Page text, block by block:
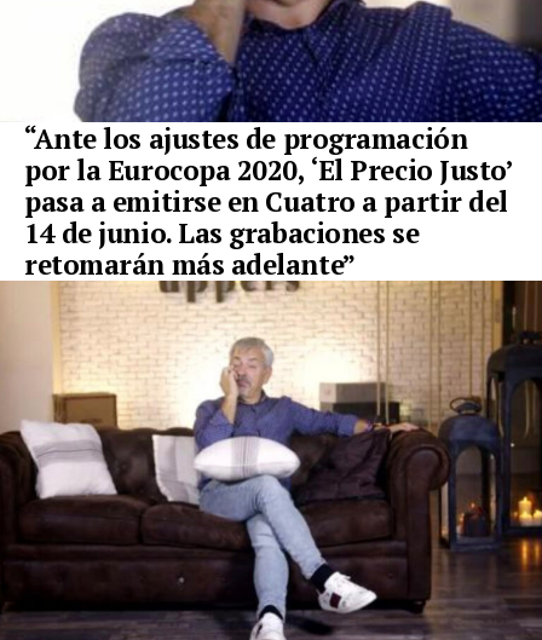
“Ante los ajustes de programación
por la Eurocopa 2020, ‘El Precio Justo’
pasa a emitirse en Cuatro a partir del
14 de junio. Las grabaciones se
retomarán más adelante”